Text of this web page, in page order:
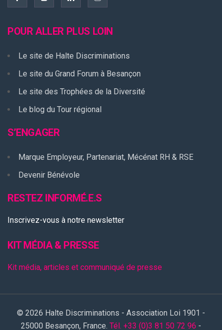
POUR ALLER PLUS LOIN
Le site de Halte Discriminations
Le site du Grand Forum à Besançon
Le site des Trophées de la Diversité
Le blog du Tour régional
S’ENGAGER
Marque Employeur, Partenariat, Mécénat RH & RSE
Devenir Bénévole
RESTEZ INFORMÉ.E.S
Inscrivez-vous à notre newsletter
KIT MÉDIA & PRESSE
Kit média, articles et communiqué de presse
© 2026 Halte Discriminations - Association Loi 1901 -
25000 Besançon, France. Tél. +33 (0)3 81 50 72 96 -